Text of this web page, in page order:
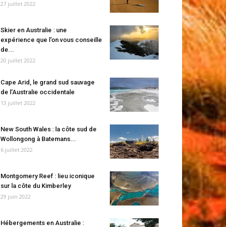
27 juillet 2022
Skier en Australie : une
expérience que l’on vous conseille
de...
20 juillet 2022
Cape Arid, le grand sud sauvage
de l’Australie occidentale
13 juillet 2022
New South Wales : la côte sud de
Wollongong à Batemans...
6 juillet 2022
Montgomery Reef : lieu iconique
sur la côte du Kimberley
29 juin 2022
Hébergements en Australie :